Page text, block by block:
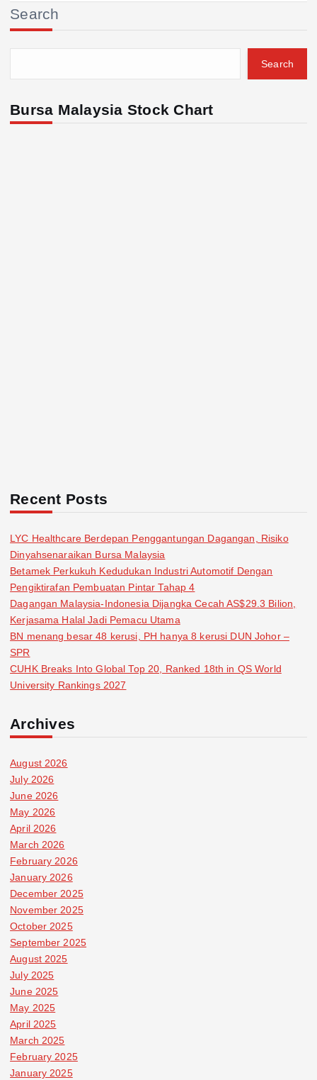
Search
Search
Bursa Malaysia Stock Chart
Recent Posts
LYC Healthcare Berdepan Penggantungan Dagangan, Risiko
Dinyahsenaraikan Bursa Malaysia
Betamek Perkukuh Kedudukan Industri Automotif Dengan
Pengiktirafan Pembuatan Pintar Tahap 4
Dagangan Malaysia-Indonesia Dijangka Cecah AS$29.3 Bilion,
Kerjasama Halal Jadi Pemacu Utama
BN menang besar 48 kerusi, PH hanya 8 kerusi DUN Johor –
SPR
CUHK Breaks Into Global Top 20, Ranked 18th in QS World
University Rankings 2027
Archives
August 2026
July 2026
June 2026
May 2026
April 2026
March 2026
February 2026
January 2026
December 2025
November 2025
October 2025
September 2025
August 2025
July 2025
June 2025
May 2025
April 2025
March 2025
February 2025
January 2025